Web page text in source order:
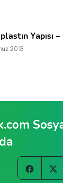
Yapısı
2013